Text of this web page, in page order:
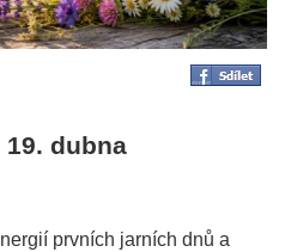
19. dubna
prvních jarních dnů a